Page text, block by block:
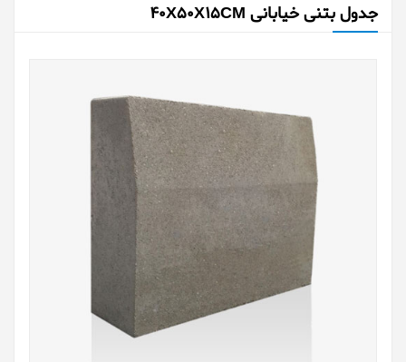
جدول بتنی خیابانی 40X50X15CM